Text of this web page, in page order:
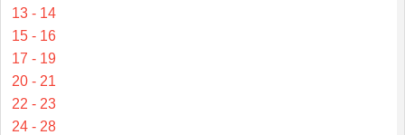
13 - 14
15 - 16
17 - 19
20 - 21
22 - 23
24 - 28